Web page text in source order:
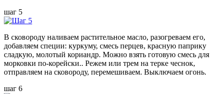
шаг 5
В сковороду наливаем растительное масло, разогреваем его,
добавляем специи: куркуму, смесь перцев, красную паприку
сладкую, молотый кориандр. Можно взять готовую смесь для
морковки по-корейски.. Режем или трем на терке чеснок,
отправляем на сковороду, перемешиваем. Выключаем огонь.
шаг 6